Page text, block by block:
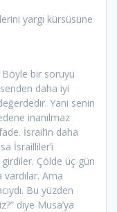
yargı kürsüsüne
Böyle bir soruyu
daha iyi
Yani senin
inanılmaz
İsrail’in daha
İsrailliler’i
girdiler. Çölde üç gün
vardılar. Ama
Bu yüzden
diye Musa’ya